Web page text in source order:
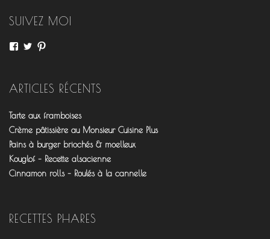
SUIVEZ MOI
Voir
fourchettesflo
sur
Voir
@fourchettesflo
sur
fleurjeanne
sur
ARTICLES RÉCENTS
Tarte aux framboises
Crème pâtissière au Monsieur Cuisine Plus
Pains à burger briochés & moelleux
Kouglof – Recette alsacienne
Cinnamon rolls – Roulés à la cannelle
RECETTES PHARES